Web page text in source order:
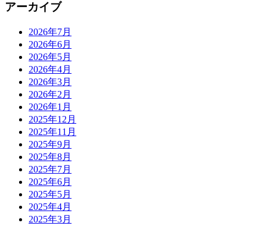
アーカイブ
2026年7月
2026年6月
2026年5月
2026年4月
2026年3月
2026年2月
2026年1月
2025年12月
2025年11月
2025年9月
2025年8月
2025年7月
2025年6月
2025年5月
2025年4月
2025年3月